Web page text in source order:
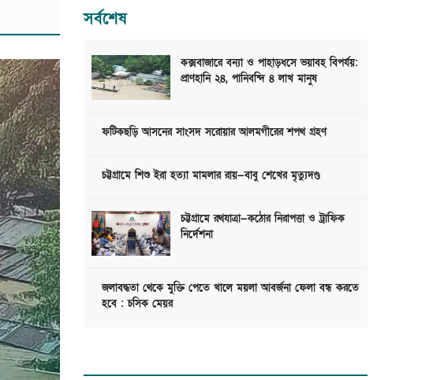
সর্বশেষ
কক্সবাজারে বন্যা ও পাহাড়ধসে ভয়াবহ বিপর্যয়:
প্রাণহানি ২৪, পানিবন্দি ৪ লাখ মানুষ
ফটিকছড়ি আসনের সাংসদ সরোয়ার আলমগীরের শপথ গ্রহণ
চট্টগ্রামে শিশু ইরা হত্যা মামলার রায়—বাবু শেখের মৃত্যুদণ্ড
চট্টগ্রামে রথযাত্রা—কঠোর নিরাপত্তা ও ট্রাফিক
নির্দেশনা
জলাবদ্ধতা থেকে মুক্তি পেতে খালে ময়লা আবর্জনা ফেলা বন্ধ করতে
হবে : চসিক মেয়র